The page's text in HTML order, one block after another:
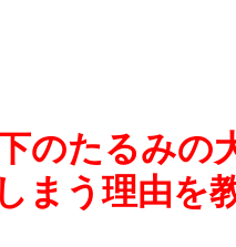
のたるみの
まう理由を